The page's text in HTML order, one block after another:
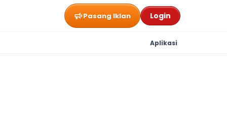
Pasang Iklan Login
Aplikasi